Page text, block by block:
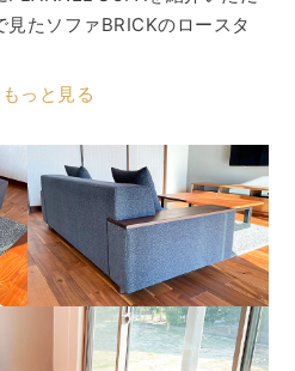
たソファBRICKのロースタ
っと見る